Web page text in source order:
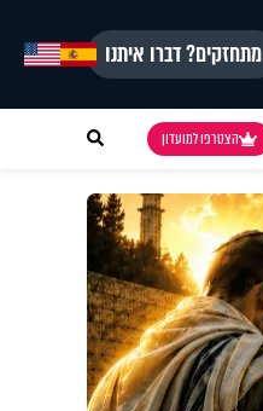
מתחזקים? דברו איתנו
הצטרפו למועדון